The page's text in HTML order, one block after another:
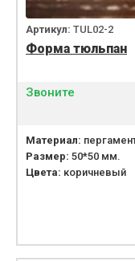
Артикул: TUL02-2
Форма тюльпан
Звоните
Материал:
Размер: 50*50 мм.
Цвета: коричневый